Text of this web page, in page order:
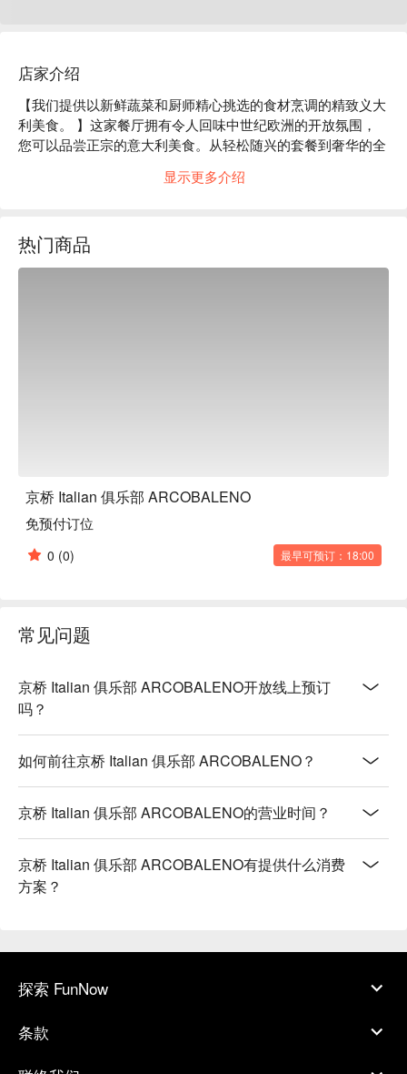
店家介绍
【我们提供以新鲜蔬菜和厨师精心挑选的食材烹调的精致义大
利美食。 】这家餐厅拥有令人回味中世纪欧洲的开放氛围，
您可以品尝正宗的意大利美食。从轻松随兴的套餐到奢华的全
会。使用新鲜蔬菜和厨师精心挑选的食材，您可以品尝到披
显示更多介绍
热门商品
京桥 Italian 俱乐部 ARCOBALENO
免预付订位
0 (0) 最早可预订：18:00
常见问题
京桥 Italian 俱乐部 ARCOBALENO开放线上预订
吗？
如何前往京桥 Italian 俱乐部 ARCOBALENO？
京桥 Italian 俱乐部 ARCOBALENO的营业时间？
京桥 Italian 俱乐部 ARCOBALENO有提供什么消费
方案？
探索 FunNow
条款